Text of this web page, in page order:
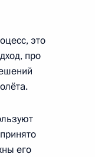
это
про
его